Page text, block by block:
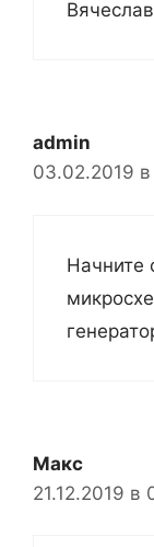
Вячеслав
admin
03.02.2019 в
Начните
Макс
21.12.2019 в